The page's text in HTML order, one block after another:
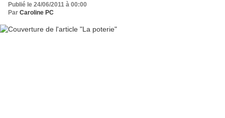
Publié le 24/06/2011 à 00:00
Par Caroline PC